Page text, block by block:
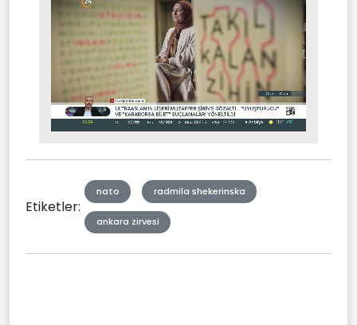
Mute Stream
Etiketler:
nato radmila shekerinska
ankara zirvesi